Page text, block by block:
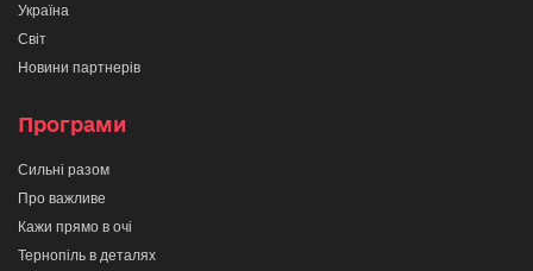
Україна
Світ
Новини партнерів
Програми
Сильні разом
Про важливе
Кажи прямо в очі
Тернопіль в деталях